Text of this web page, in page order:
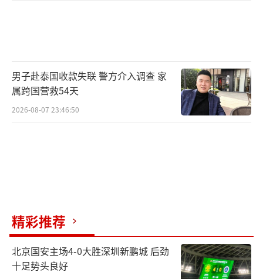
男子赴泰国收款失联 警方介入调查 家
属跨国营救54天
2026-08-07 23:46:50
精彩推荐
北京国安主场4-0大胜深圳新鹏城 后劲
十足势头良好